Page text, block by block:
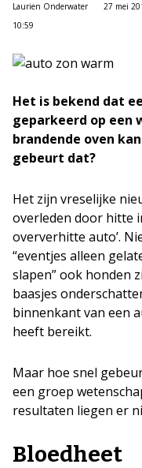
Laurien Onderwater
27 mei
10:59
Het is bekend dat
geparkeerd op een
brandende oven
gebeurt dat?
Het zijn vreselijke
overleden door hitte
oververhitte auto’.
“eventjes alleen
slapen” ook honden
baasjes
binnenkant van een
heeft bereikt.
Maar hoe snel
een groep
resultaten liegen er
Bloedheet